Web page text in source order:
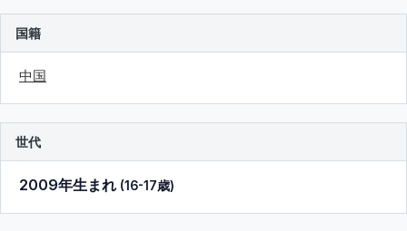
国籍
中国
世代
2009年生まれ (16-17歳)